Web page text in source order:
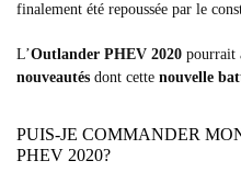
finalement été repoussée par le
L’Outlander PHEV 2020 pourrait
nouveautés dont cette nouvelle
PUIS-JE COMMANDER
PHEV 2020?